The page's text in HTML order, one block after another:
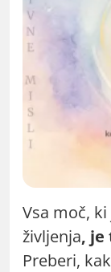
Vsa moč,
življenja, je
Preberi,